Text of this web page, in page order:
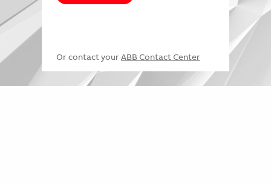
Or contact your ABB Contact Center